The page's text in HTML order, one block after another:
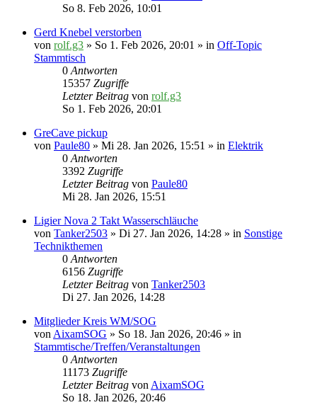
So 8. Feb 2026, 10:01
Gerd Knebel verstorben
von rolf.g3 » So 1. Feb 2026, 20:01 » in Off-Topic
Stammtisch
0Antworten
15357 Zugriffe
Letzter Beitrag von rolf.g3
So 1. Feb 2026, 20:01
GreCave pickup
von Paule80 » Mi 28. Jan 2026, 15:51 » in Elektrik
0Antworten
3392 Zugriffe
Letzter Beitrag von Paule80
Mi 28. Jan 2026, 15:51
Ligier Nova 2 Takt Wasserschläuche
von Tanker2503 » Di 27. Jan 2026, 14:28 » in Sonstige
Technikthemen
0Antworten
6156 Zugriffe
Letzter Beitrag von Tanker2503
Di 27. Jan 2026, 14:28
Mitglieder Kreis WM/SOG
vonAixamSOG » So 18. Jan 2026, 20:46 » in
Stammtische/Treffen/Veranstaltungen
0Antworten
11173 Zugriffe
Letzter Beitrag vonAixamSOG
So 18. Jan 2026, 20:46